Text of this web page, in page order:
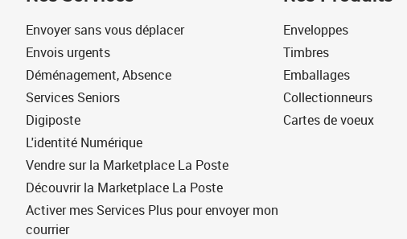
Envoyer sans vous déplacer
Envois urgents
Déménagement, Absence
Services Seniors
Digiposte
L'identité Numérique
Vendre sur la Marketplace La Poste
Découvrir la Marketplace La Poste
Activer mes Services Plus pour envoyer mon
courrier
Enveloppes
Timbres
Emballages
Collectionneurs
Cartes de voeux